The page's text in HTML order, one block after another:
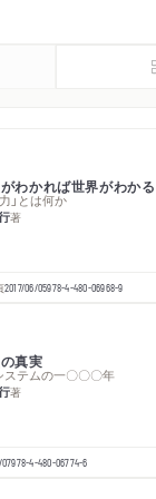
わかれば世界がわかる
」とは何か
著
2017/06/05978-4-480-06968-9
真実
テムの一〇〇〇年
著
978-4-480-06774-6